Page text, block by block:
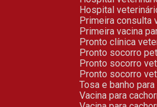
Hospital
Primeira consulta
Primeira vacina
Pronto clínica
Pronto socorro
Pronto socorro
Pronto socorro
Tosa e banho
Vacina para